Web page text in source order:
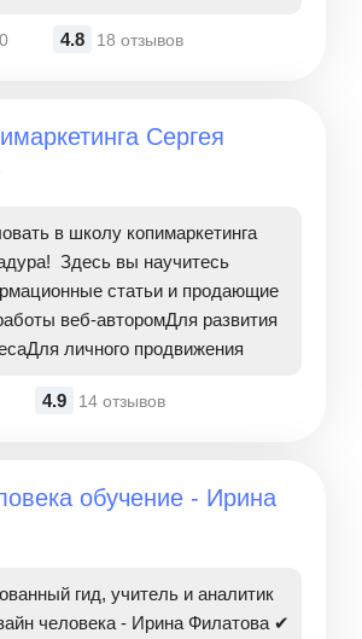
0 4.8 18 отзывов
Сергея
в школу копимаркетинга
Здесь вы научитесь
статьи и продающие
веб-авторомДля развития
личного продвижения
4.9 14 отзывов
обучение - Ирина
гид, учитель и аналитик
человека - Ирина Филатова ✔